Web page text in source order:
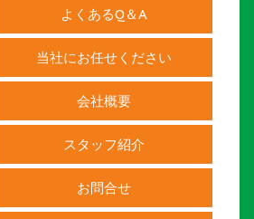
よくあるQ＆A
当社にお任せください
会社概要
スタッフ紹介
お問合せ